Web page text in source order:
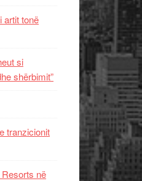
artit tonë
si
shërbimit”
tranzicionit
në